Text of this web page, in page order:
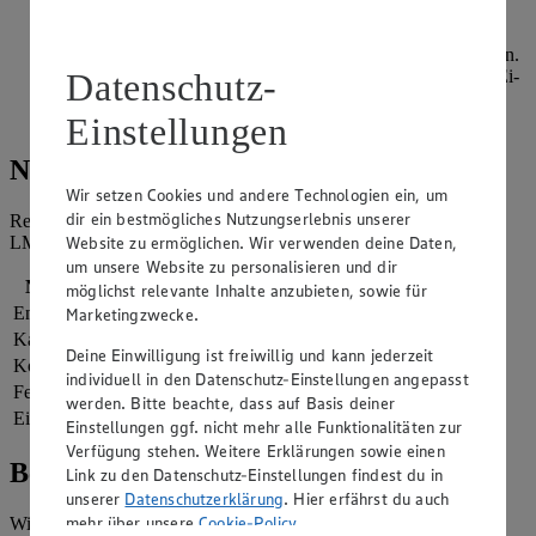
Kuchenboden verteilen. Alles mit der Ei-Mischung begießen.
Im vorgeheizten Backofen 35-40 Minuten backen, bis die Ei-
Mischung gestockt ist. Die Springform entfernen und die
Quiche mit Schnittlauch garnieren.
Nährwerte
Referenzmenge für einen durchschnittlichen Erwachsenen laut
LMIV (8.400 kJ/2.000 kcal).
Nährwerte
pro Portion
Energie
3.810 kj (45 %)
Kalorien
Kohlenhydrate 50 g
Fett
67 g
Eiweiß
Bewertung
Wie hat es dir geschmeckt?
Datenschutz-
Einstellungen
Wir setzen Cookies und andere Technologien ein, um
dir ein bestmögliches Nutzungserlebnis unserer
Website zu ermöglichen. Wir verwenden deine Daten,
um unsere Website zu personalisieren und dir
möglichst relevante Inhalte anzubieten, sowie für
Marketingzwecke.
Deine Einwilligung ist freiwillig und kann jederzeit
individuell in den Datenschutz-Einstellungen angepasst
werden. Bitte beachte, dass auf Basis deiner
Einstellungen ggf. nicht mehr alle Funktionalitäten zur
Verfügung stehen. Weitere Erklärungen sowie einen
Link zu den Datenschutz-Einstellungen findest du in
unserer Datenschutzerklärung. Hier erfährst du auch
mehr über unsereCookie-Policy.